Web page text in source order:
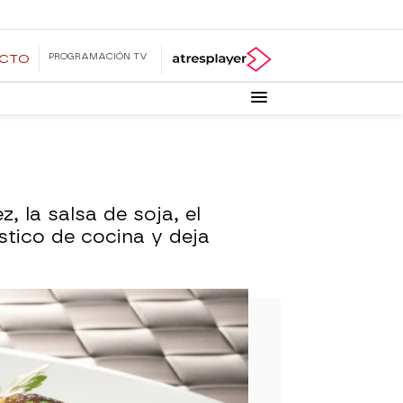
PROGRAMACIÓN TV
la salsa de soja, el
de cocina y deja